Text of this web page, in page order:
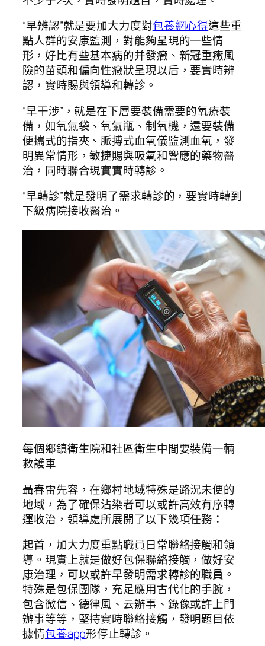
“早辨認”就是要加大力度對包養網心得這些重
點人群的安康監測，對能夠呈現的一些情
形，好比有些基本病的并發癥、新冠重癥風
險的苗頭和偏向性癥狀呈現以后，要實時辨
認，實時賜與領導和轉診。
“早干涉”，就是在下層要裝備需要的氧療裝
備，如氧氣袋、氧氣瓶、制氧機，還要裝備
便攜式的指夾、脈搏式血氧儀監測血氧，發
明異常情形，敏捷賜與吸氧和響應的藥物醫
治，同時聯合現實實時轉診。
“早轉診”就是發明了需求轉診的，要實時轉到
下級病院接收醫治。
每個鄉鎮衛生院和社區衛生中間要裝備一輛
救護車
聶春雷先容，在鄉村地域特殊是路況未便的
地域，為了確保沾染者可以或許高效有序轉
運收治，領導處所展開了以下幾項任務：
起首，加大力度重點職員日常聯絡接觸和領
導。現實上就是做好包保聯絡接觸，做好安
康治理，可以或許早發明需求轉診的職員。
特殊是包保團隊，充足應用古代化的手腕，
包含微信、德律風、云辦事、錄像或許上門
辦事等等，堅持實時聯絡接觸，發明題目依
據情包養app形停止轉診。